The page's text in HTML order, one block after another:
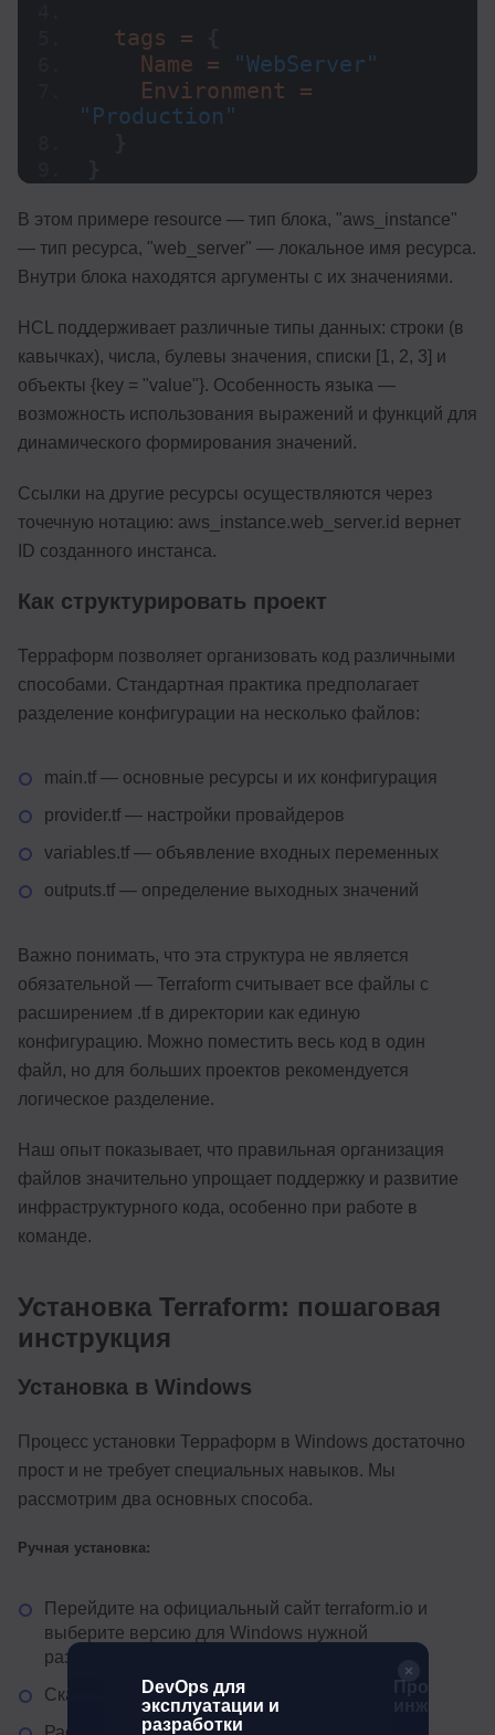
  tags =
    Name =
"WebServer"
"Production"
В этом примере resource — тип блока, "aws_instance"
— тип ресурса, "web_server" — локальное имя ресурса.
Внутри блока находятся аргументы с их значениями.
HCL поддерживает различные типы данных: строки (в
кавычках), числа, булевы значения, списки [1, 2, 3] и
объекты {key = "value"}. Особенность языка —
возможность использования выражений и функций для
динамического формирования значений.
Ссылки на другие ресурсы осуществляются через
точечную нотацию: aws_instance.web_server.id вернет
ID созданного инстанса.
Как структурировать проект
Терраформ позволяет организовать код различными
способами. Стандартная практика предполагает
разделение конфигурации на несколько файлов:
main.tf — основные ресурсы и их конфигурация
provider.tf — настройки провайдеров
variables.tf — объявление входных переменных
outputs.tf — определение выходных значений
Важно понимать, что эта структура не является
обязательной — Terraform считывает все файлы с
расширением .tf в директории как единую
конфигурацию. Можно поместить весь код в один
файл, но для больших проектов рекомендуется
логическое разделение.
Наш опыт показывает, что правильная организация
файлов значительно упрощает поддержку и развитие
инфраструктурного кода, особенно при работе в
команде.
Установка Terraform: пошаговая
инструкция
Установка в Windows
Процесс установки Терраформ в Windows достаточно
прост и не требует специальных навыков. Мы
рассмотрим два основных способа.
Ручная установка:
Перейдите на официальный сайт terraform.io и
выберите версию для Windows нужной
разрядности.
Скачайте ZIP-архив с исполняемым файлом.
DevOps для
эксплуатации и
разработки